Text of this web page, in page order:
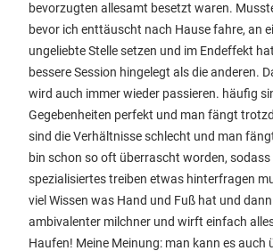
bevorzugten allesamt besetzt waren.
bevor ich enttäuscht nach Hause fahre, an
ungeliebte Stelle setzen und im Endeffekt
bessere Session hingelegt als die anderen.
wird auch immer wieder passieren. häufig
Gegebenheiten perfekt und man fängt
sind die Verhältnisse schlecht und man
bin schon so oft überrascht worden, sodass
spezialisiertes treiben etwas hinterfragen
viel Wissen was Hand und Fuß hat und
ambivalenter milchner und wirft einfach
Haufen! Meine Meinung: man kann es auch